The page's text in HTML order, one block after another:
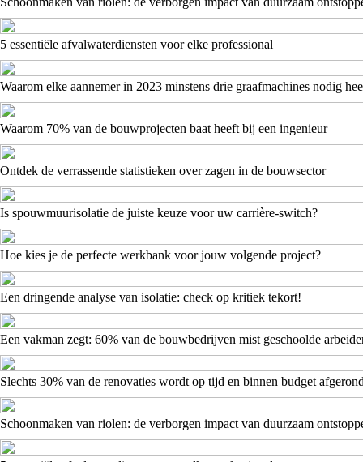
5 essentiële afvalwaterdiensten voor elke professional
Waarom elke aannemer in 2023 minstens drie graafmachines nodig
Waarom 70% van de bouwprojecten baat heeft bij een ingenieur
Ontdek de verrassende statistieken over zagen in de bouwsector
Is spouwmuurisolatie de juiste keuze voor uw carrière-switch?
Hoe kies je de perfecte werkbank voor jouw volgende project?
Een dringende analyse van isolatie: check op kritiek tekort!
Een vakman zegt: 60% van de bouwbedrijven mist geschoolde
Slechts 30% van de renovaties wordt op tijd en binnen budget afgerond
Schoonmaken van riolen: de verborgen impact van duurzaam